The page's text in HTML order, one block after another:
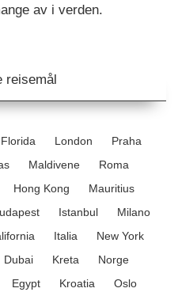
av i verden.
reisemål
Florida London
Praha
Maldivene
Roma
Hong Kong
Mauritius
Istanbul
Milano
Italia
New York
Dubai Kreta
Norge
Egypt Kroatia
Oslo